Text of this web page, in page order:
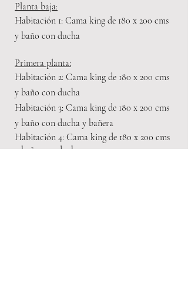
Planta baja:
Habitación 1: Cama king de 180 x 200 cms
y baño con ducha
Primera planta:
Habitación 2: Cama king de 180 x 200 cms
y baño con ducha
Habitación 3: Cama king de 180 x 200 cms
y baño con ducha y bañera
Habitación 4: Cama king de 180 x 200 cms
y baño con ducha